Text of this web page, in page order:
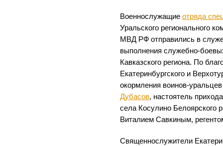
Военнослужащиеотряда
Уральского регионального
МВД РФ отправились в
выполнения служебно-
Кавказского региона. По
Екатеринбургского и
окормления воинов-
Дубасов, настоятель
села Косулино Белоярского
Виталием Савкиным,
Священнослужители